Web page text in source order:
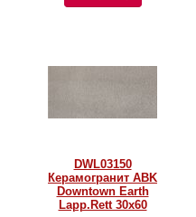
DWL03150
Керамогранит ABK
Downtown Earth
Lapp.Rett 30х60